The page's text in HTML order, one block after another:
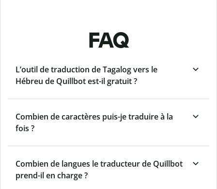
FAQ
L’outil de traduction de Tagalog vers le
Hébreu de Quillbot est-il gratuit ?
Combien de caractères puis-je traduire à la
fois ?
Combien de langues le traducteur de Quillbot
prend-il en charge ?